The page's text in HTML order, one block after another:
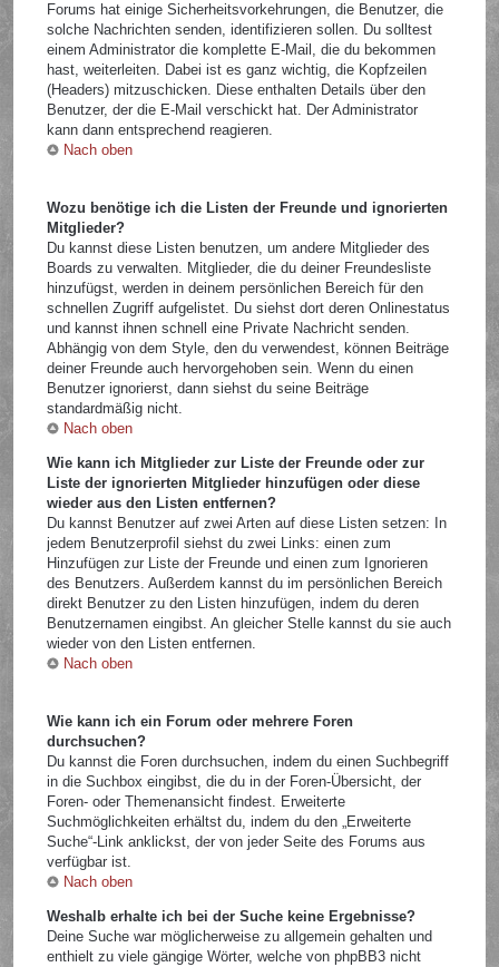
Forums hat einige Sicherheitsvorkehrungen, die Benutzer, die
solche Nachrichten senden, identifizieren sollen. Du solltest
einem Administrator die komplette E-Mail, die du bekommen
hast, weiterleiten. Dabei ist es ganz wichtig, die Kopfzeilen
(Headers) mitzuschicken. Diese enthalten Details über den
Benutzer, der die E-Mail verschickt hat. Der Administrator
kann dann entsprechend reagieren.
Nach oben
Wozu benötige ich die Listen der Freunde und ignorierten
Mitglieder?
Du kannst diese Listen benutzen, um andere Mitglieder des
Boards zu verwalten. Mitglieder, die du deiner Freundesliste
hinzufügst, werden in deinem persönlichen Bereich für den
schnellen Zugriff aufgelistet. Du siehst dort deren Onlinestatus
und kannst ihnen schnell eine Private Nachricht senden.
Abhängig von dem Style, den du verwendest, können Beiträge
deiner Freunde auch hervorgehoben sein. Wenn du einen
Benutzer ignorierst, dann siehst du seine Beiträge
standardmäßig nicht.
Nach oben
Wie kann ich Mitglieder zur Liste der Freunde oder zur
Liste der ignorierten Mitglieder hinzufügen oder diese
wieder aus den Listen entfernen?
Du kannst Benutzer auf zwei Arten auf diese Listen setzen: In
jedem Benutzerprofil siehst du zwei Links: einen zum
Hinzufügen zur Liste der Freunde und einen zum Ignorieren
des Benutzers. Außerdem kannst du im persönlichen Bereich
direkt Benutzer zu den Listen hinzufügen, indem du deren
Benutzernamen eingibst. An gleicher Stelle kannst du sie auch
wieder von den Listen entfernen.
Nach oben
Wie kann ich ein Forum oder mehrere Foren
durchsuchen?
Du kannst die Foren durchsuchen, indem du einen Suchbegriff
in die Suchbox eingibst, die du in der Foren-Übersicht, der
Foren- oder Themenansicht findest. Erweiterte
Suchmöglichkeiten erhältst du, indem du den „Erweiterte
Suche“-Link anklickst, der von jeder Seite des Forums aus
verfügbar ist.
Nach oben
Weshalb erhalte ich bei der Suche keine Ergebnisse?
Deine Suche war möglicherweise zu allgemein gehalten und
enthielt zu viele gängige Wörter, welche von phpBB3 nicht